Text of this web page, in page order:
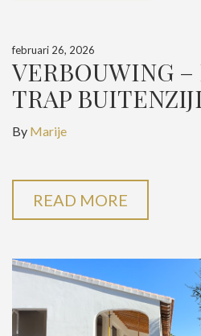
februari 26, 2026
VERBOUWING
TRAP
By Marije
READ MORE